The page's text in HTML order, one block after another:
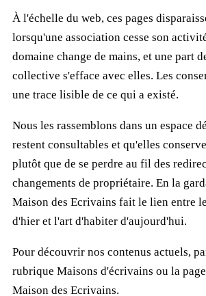
À l'échelle du web, ces pages
lorsqu'une association cesse son
domaine change de mains, et une part
collective s'efface avec elles. Les
une trace lisible de ce qui a existé.
Nous les rassemblons dans un espace
restent consultables et qu'elles
plutôt que de se perdre au fil des
changements de propriétaire. En la
Maison des Ecrivains fait le lien entre
d'hier et l'art d'habiter d'aujourd'hui.
Pour découvrir nos contenus actuels,
rubrique Maisons d'écrivains ou la
Maison des Ecrivains.